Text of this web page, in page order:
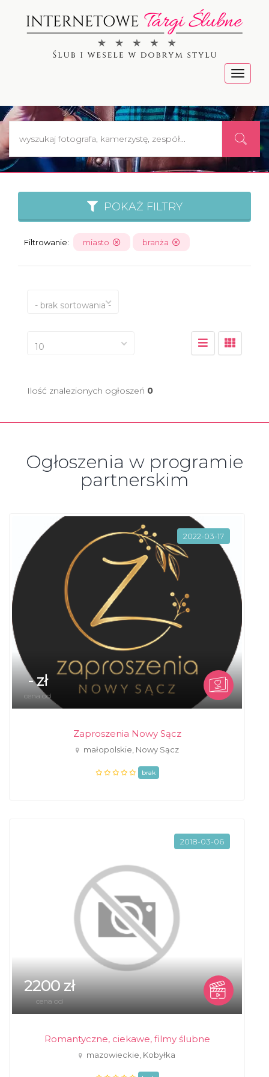
Menu
POKAŻ FILTRY
Filtrowanie: miasto branża
- brak sortowania -
10
Ilość znalezionych ogłoszeń 0
Ogłoszenia w programie
partnerskim
2022-03-17
- zł
cena od
Zaproszenia Nowy Sącz
małopolskie, Nowy Sącz
brak
2018-03-06
2200 zł
cena od
Romantyczne, ciekawe, filmy ślubne
mazowieckie, Kobyłka